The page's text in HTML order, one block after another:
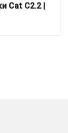
Cat C2.2 |